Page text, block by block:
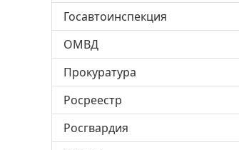
Госавтоинспекция
ОМВД
Прокуратура
Росреестр
Росгвардия